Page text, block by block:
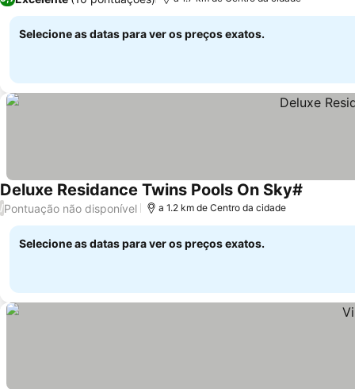
Selecione as datas para ver os preços exatos.
Deluxe Residance Twins Pools On Sky#
/Pontuação não disponível a 1.2 km de Centro da cidade
Selecione as datas para ver os preços exatos.